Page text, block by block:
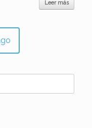
Leer más